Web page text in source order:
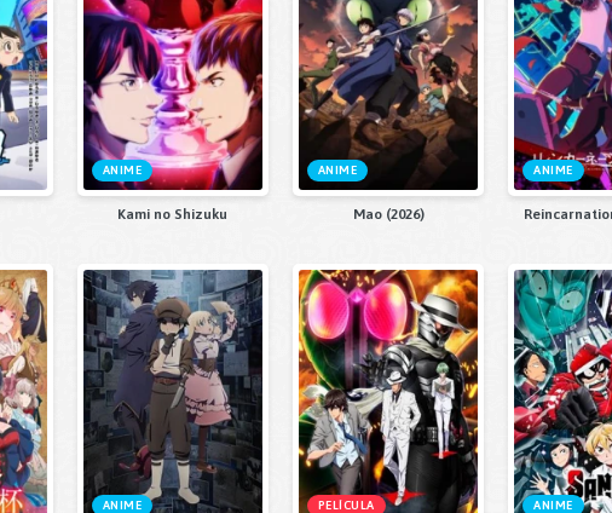
ANIME
Kami no Shizuku
ANIME
Mao (2026)
ANIME
ANIME PELÍCULA ANIME